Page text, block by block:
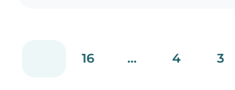
3
4
...
16